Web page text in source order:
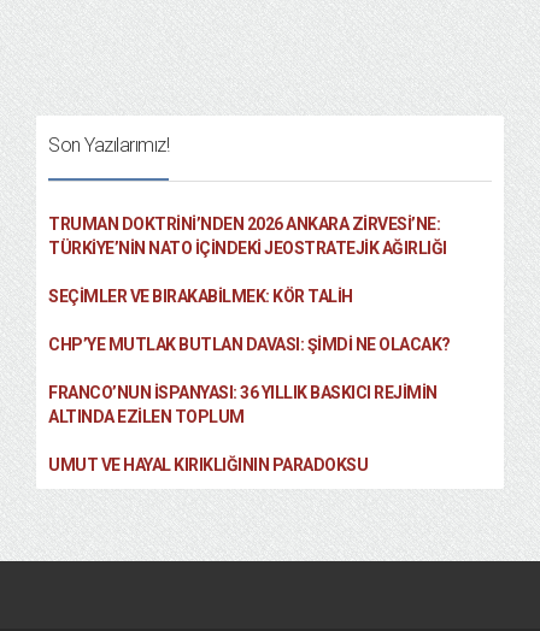
Son Yazılarımız!
TRUMAN DOKTRINI’NDEN 2026 ANKARA ZIRVESI’NE:
TÜRKIYE’NIN NATO İÇINDEKI JEOSTRATEJIK AĞIRLIĞI
SEÇIMLER VE BIRAKABILMEK: KÖR TALIH
CHP’YE MUTLAK BUTLAN DAVASI: ŞİMDİ NE OLACAK?
FRANCO’NUN İSPANYASI: 36 YILLIK BASKICI REJIMIN
ALTINDA EZILEN TOPLUM
UMUT VE HAYAL KIRIKLIĞININ PARADOKSU